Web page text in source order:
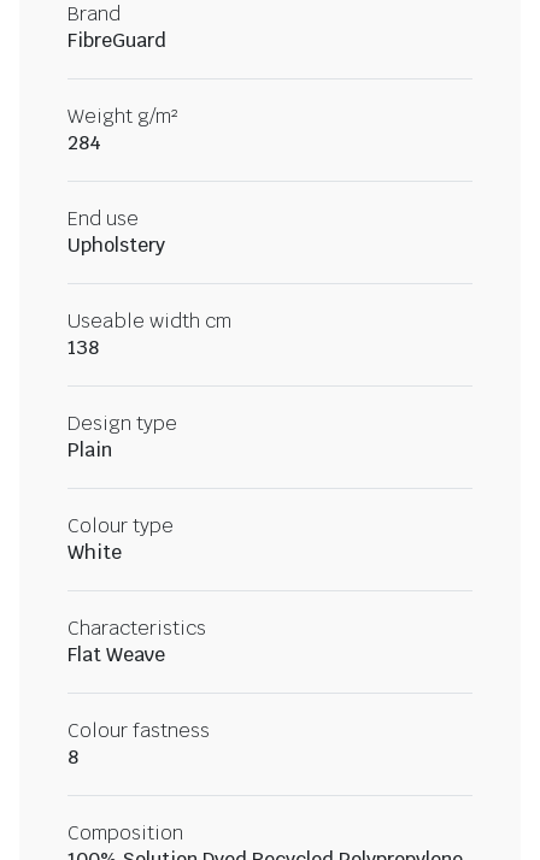
Brand
FibreGuard
Weight g/m²
284
End use
Upholstery
Useable width cm
138
Design type
Plain
Colour type
White
Characteristics
Flat Weave
Colour fastness
8
Composition